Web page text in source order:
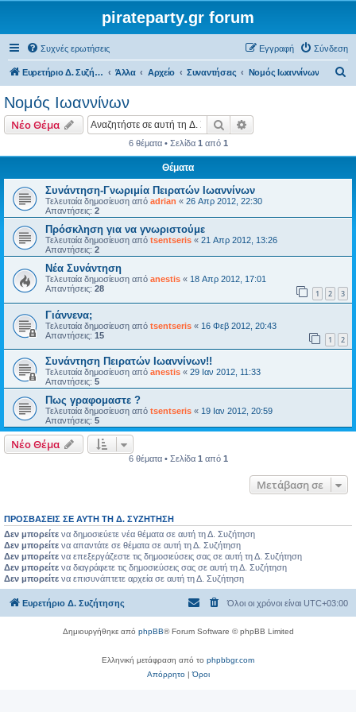
pirateparty.gr forum
Συχνές ερωτήσεις Σύνδεση
Εγγραφή
Ευρετήριο Δ. Συζήτησης Άλλα Αρχείο Συναντήσεις Νομός Ιωαννίνων‎
Νομός Ιωαννίνων‎
Νέο Θέμα Αναζήτηση
6 θέματα • Σελίδα 1 από 1
Θέματα
Συνάντηση-Γνωριμία Πειρατών Ιωαννίνων
Τελευταία δημοσίευση από adrian « 26 Απρ 2012, 22:30
Απαντήσεις: 2
Πρόσκληση για να γνωριστούμε
Τελευταία δημοσίευση από tsentseris « 21 Απρ 2012, 13:26
Απαντήσεις: 2
Νέα Συνάντηση
Τελευταία δημοσίευση από anestis « 18 Απρ 2012, 17:01
Απαντήσεις: 28 1 2 3
Γιάννενα;
Τελευταία δημοσίευση από tsentseris « 16 Φεβ 2012, 20:43
Απαντήσεις: 15 1 2
Συνάντηση Πειρατών Ιωαννίνων!!
Τελευταία δημοσίευση από anestis « 29 Ιαν 2012, 11:33
Απαντήσεις: 5
Πως γραφομαστε ?
Τελευταία δημοσίευση από tsentseris « 19 Ιαν 2012, 20:59
Απαντήσεις: 5
Νέο Θέμα
6 θέματα • Σελίδα 1 από 1
Μετάβαση σε
ΠΡΟΣΒΆΣΕΙΣ ΣΕ ΑΥΤΉ ΤΗ Δ. ΣΥΖΉΤΗΣΗ
Δεν μπορείτε να δημοσιεύετε νέα θέματα σε αυτή τη Δ. Συζήτηση
Δεν μπορείτε να απαντάτε σε θέματα σε αυτή τη Δ. Συζήτηση
Δεν μπορείτε να επεξεργάζεστε τις δημοσιεύσεις σας σε αυτή τη Δ. Συζήτηση
Δεν μπορείτε να διαγράφετε τις δημοσιεύσεις σας σε αυτή τη Δ. Συζήτηση
Δεν μπορείτε να επισυνάπτετε αρχεία σε αυτή τη Δ. Συζήτηση
Ευρετήριο Δ. Συζήτησης Όλοι οι χρόνοι είναι UTC+03:00
Δημιουργήθηκε από phpBB® Forum Software © phpBB Limited
Ελληνική μετάφραση από το phpbbgr.com
Απόρρητο|Όροι